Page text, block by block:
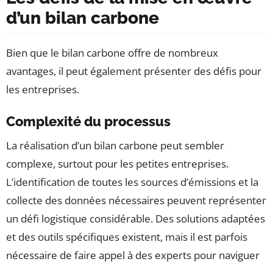
d’un bilan carbone
Bien que le bilan carbone offre de nombreux
avantages, il peut également présenter des défis pour
les entreprises.
Complexité du processus
La réalisation d’un bilan carbone peut sembler
complexe, surtout pour les petites entreprises.
L’identification de toutes les sources d’émissions et la
collecte des données nécessaires peuvent représenter
un défi logistique considérable. Des solutions adaptées
et des outils spécifiques existent, mais il est parfois
nécessaire de faire appel à des experts pour naviguer